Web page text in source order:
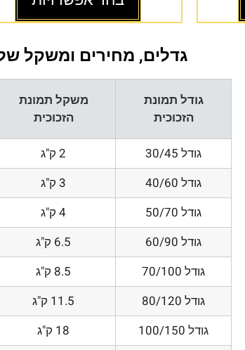
גדלים, מחירים ומשקל
גודל תמונת
הזכוכית
משקל תמונת
הזכוכית
גודל 30/45 2 ק"ג
גודל 40/60
3 ק"ג
גודל 50/70
4 ק"ג
גודל 60/90
6.5 ק"ג
גודל 70/100
8.5 ק"ג
גודל 80/120
11.5 ק"ג
גודל 100/150
18 ק"ג